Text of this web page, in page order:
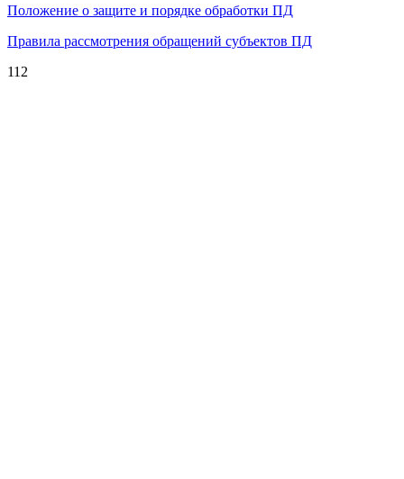
Положение о защите и порядке обработки ПД
Правила рассмотрения обращений субъектов ПД
112